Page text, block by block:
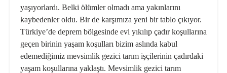
yaşıyorlardı. Belki ölümler olmadı ama yakınlarını
kaybedenler oldu. Bir de karşımıza yeni bir tablo çıkıyor.
Türkiye’de deprem bölgesinde evi yıkılıp çadır koşullarına
geçen birinin yaşam koşulları bizim aslında kabul
edemediğimiz mevsimlik gezici tarım işçilerinin çadırdaki
yaşam koşullarına yaklaştı. Mevsimlik gezici tarım